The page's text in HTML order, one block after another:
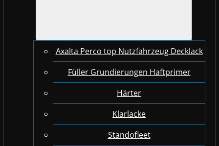
Axalta Perco top Nutzfahrzeug Decklack
Füller Grundierungen Haftprimer
Härter
Klarlacke
Standofleet